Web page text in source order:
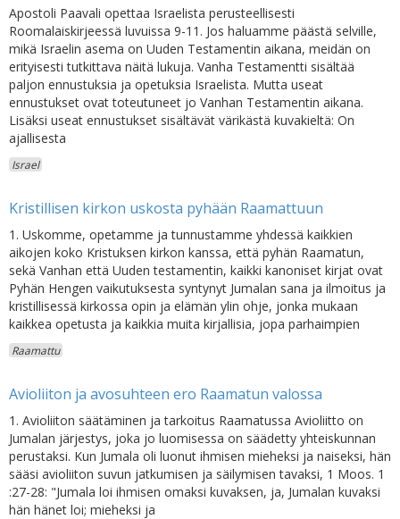
Apostoli Paavali opettaa Israelista perusteellisesti
Roomalaiskirjeessä luvuissa 9-11. Jos haluamme päästä selville,
mikä Israelin asema on Uuden Testamentin aikana, meidän on
erityisesti tutkittava näitä lukuja. Vanha Testamentti sisältää
paljon ennustuksia ja opetuksia Israelista. Mutta useat
ennustukset ovat toteutuneet jo Vanhan Testamentin aikana.
Lisäksi useat ennustukset sisältävät värikästä kuvakieltä: On
ajallisesta
Israel
Kristillisen kirkon uskosta pyhään Raamattuun
1. Uskomme, opetamme ja tunnustamme yhdessä kaikkien
aikojen koko Kristuksen kirkon kanssa, että pyhän Raamatun,
sekä Vanhan että Uuden testamentin, kaikki kanoniset kirjat ovat
Pyhän Hengen vaikutuksesta syntynyt Jumalan sana ja ilmoitus ja
kristillisessä kirkossa opin ja elämän ylin ohje, jonka mukaan
kaikkea opetusta ja kaikkia muita kirjallisia, jopa parhaimpien
Raamattu
Avioliiton ja avosuhteen ero Raamatun valossa
1. Avioliiton säätäminen ja tarkoitus Raamatussa Avioliitto on
Jumalan järjestys, joka jo luomisessa on säädetty yhteiskunnan
perustaksi. Kun Jumala oli luonut ihmisen mieheksi ja naiseksi, hän
sääsi avioliiton suvun jatkumisen ja säilymisen tavaksi, 1 Moos. 1
:27-28: "Jumala loi ihmisen omaksi kuvaksen, ja, Jumalan kuvaksi
hän hänet loi; mieheksi ja